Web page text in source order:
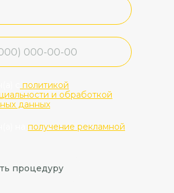
политикой
и обработкой
данных
получение рекламной
процедуру